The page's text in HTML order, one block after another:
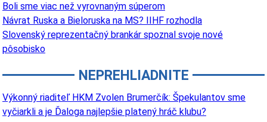
Boli sme viac než vyrovnaným súperom
Návrat Ruska a Bieloruska na MS? IIHF rozhodla
Slovenský reprezentačný brankár spoznal svoje nové
pôsobisko
NEPREHLIADNITE
Výkonný riaditeľ HKM Zvolen Brumerčík: Špekulantov sme
vyčiarkli a je Ďaloga najlepšie platený hráč klubu?